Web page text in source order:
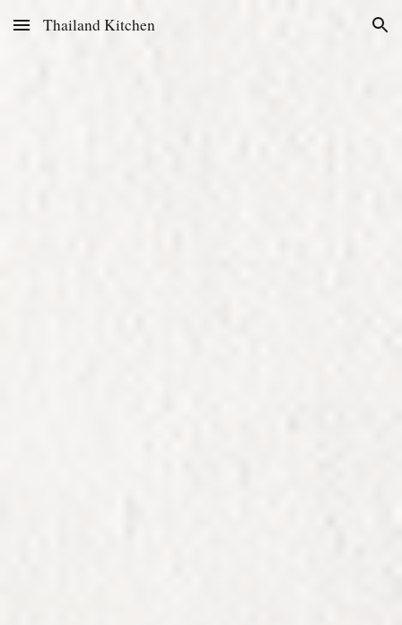
Skip to main content Skip to navigation
Thailand Kitchen